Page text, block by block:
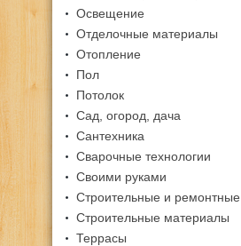
Освещение
Отделочные материалы
Отопление
Пол
Потолок
Сад, огород, дача
Сантехника
Сварочные технологии
Своими руками
Строительные и ремонтные
Строительные материалы
Террасы